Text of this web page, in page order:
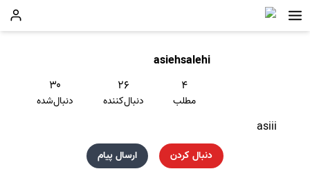
asiehsalehi
۴
مطلب
۲۶
دنبال‌کننده
۳۰
دنبال‌شده
asiii
دنبال کردن ارسال پیام